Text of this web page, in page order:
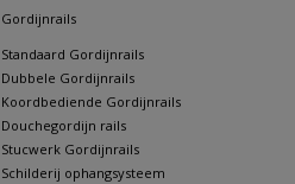
Gordijnrails
Standaard Gordijnrails
Dubbele Gordijnrails
Koordbediende Gordijnrails
Douchegordijn rails
Stucwerk Gordijnrails
Schilderij ophangsysteem